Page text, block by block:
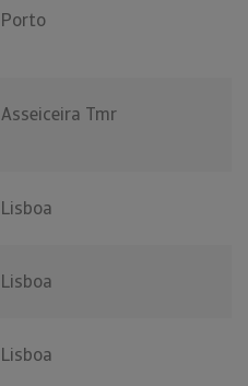
Porto
Asseiceira Tmr
Lisboa
Lisboa
Lisboa